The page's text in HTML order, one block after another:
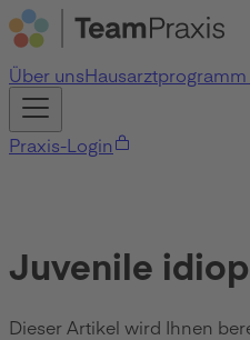
Über uns
Praxis-Login
Juvenile
Dieser Artikel wird Ihnen